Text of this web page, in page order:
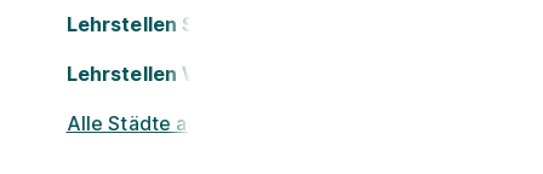
Lehrstellen Salzburg
Lehrstellen Wels
Alle Städte ansehen